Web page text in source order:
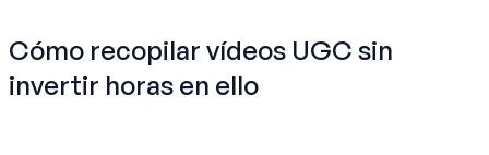
Cómo recopilar vídeos UGC sin
invertir horas en ello